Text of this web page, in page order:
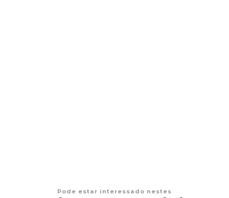
Pode estar interessado nestes